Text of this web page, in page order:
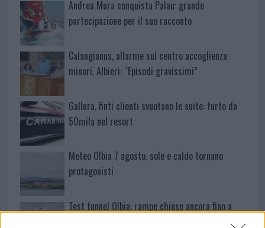
Andrea Mura conquista Palau: grande
partecipazione per il suo racconto
Calangianus, allarme sul centro accoglienza
minori, Albieri: “Episodi gravissimi”
Gallura, finti clienti svuotano le suite: furto da
50mila nel resort
Meteo Olbia 7 agosto, sole e caldo tornano
protagonisti
Test tunnel Olbia: rampe chiuse ancora fino a